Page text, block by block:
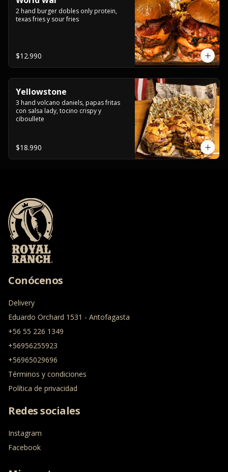
2 hand burger dobles only protein,
texas fries y sour fries
$12.990
Yellowstone
3 hand volcano daniels, papas fritas
con salsa lady, tocino crispy y
ciboullete
$18.990
Conócenos
Delivery
Eduardo Orchard 1531 - Antofagasta
+56 55 226 1349
+56956255923
+56965029696
Términos y condiciones
Política de privacidad
Redes sociales
Instagram
Facebook